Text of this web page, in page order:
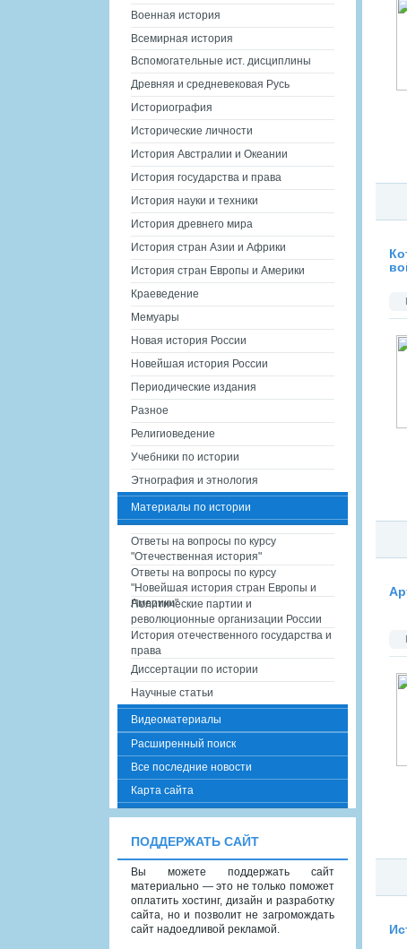
Военная история
Всемирная история
Вспомогательные ист. дисциплины
Древняя и средневековая Русь
Историография
Исторические личности
История Австралии и Океании
История государства и права
История науки и техники
История древнего мира
История стран Азии и Африки
История стран Европы и Америки
Краеведение
Мемуары
Новая история России
Новейшая история России
Периодические издания
Разное
Религиоведение
Учебники по истории
Этнография и этнология
Материалы по истории
Ответы на вопросы по курсу
"Отечественная история"
Ответы на вопросы по курсу
"Новейшая история стран Европы и
Америки"
Политические партии и
революционные организации России
История отечественного государства и
права
Диссертации по истории
Научные статьи
Видеоматериалы
Расширенный поиск
Все последние новости
Карта сайта
ПОДДЕРЖАТЬ САЙТ
Вы можете поддержать сайт
материально — это не только поможет
оплатить хостинг, дизайн и разработку
сайта, но и позволит не загромождать
сайт надоедливой рекламой.